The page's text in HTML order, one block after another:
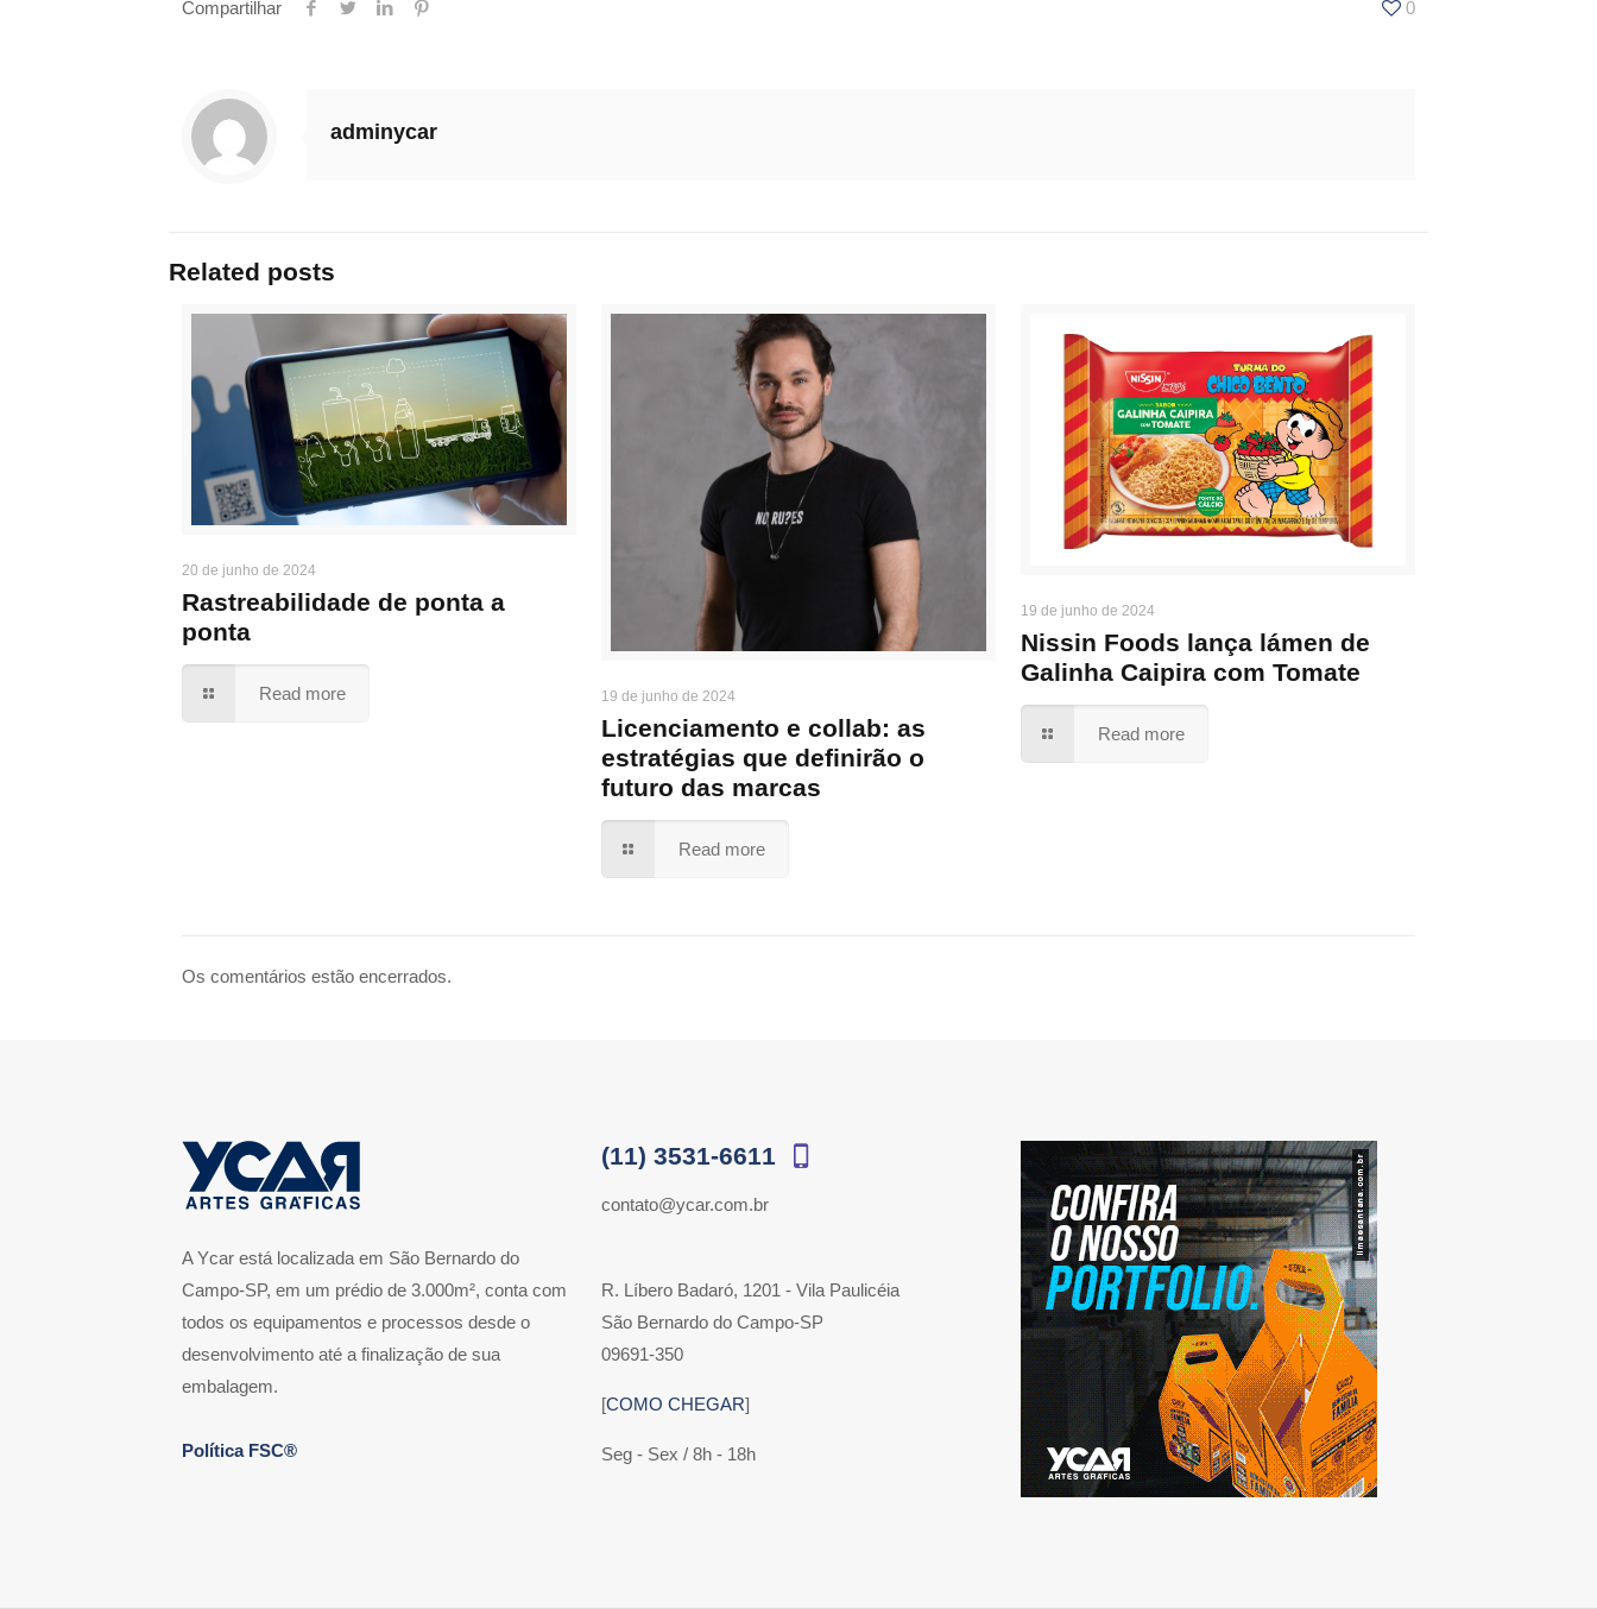
Compartilhar 0
adminycar
Related posts
20 de junho de 2024
Rastreabilidade de ponta a
ponta
Read more 19 de junho de 2024
Licenciamento e collab: as
estratégias que definirão o
futuro das marcas
Read more
19 de junho de 2024
Nissin Foods lança lámen de
Galinha Caipira com Tomate
Read more
Os comentários estão encerrados.
A Ycar está localizada em São Bernardo do
Campo-SP, em um prédio de 3.000m², conta com
todos os equipamentos e processos desde o
desenvolvimento até a finalização de sua
embalagem.
Política FSC®
(11) 3531-6611
contato@ycar.com.br
R. Líbero Badaró, 1201 - Vila Paulicéia
São Bernardo do Campo-SP
09691-350
[COMO CHEGAR]
Seg - Sex / 8h - 18h